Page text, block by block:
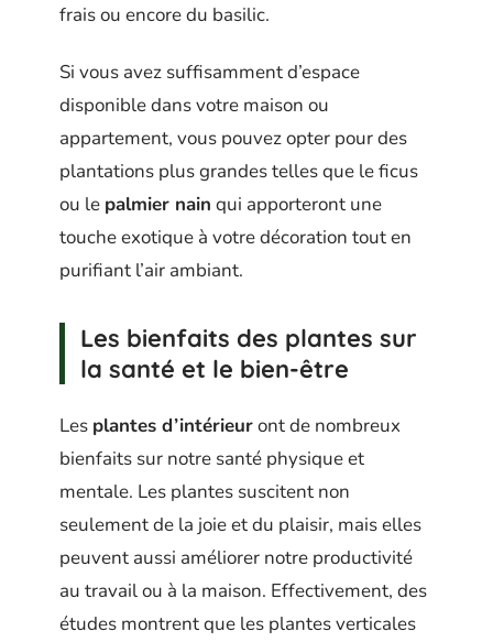
frais ou encore du basilic.
Si vous avez suffisamment d’espace
disponible dans votre maison ou
appartement, vous pouvez opter pour des
plantations plus grandes telles que le ficus
ou le palmier nain qui apporteront une
touche exotique à votre décoration tout en
purifiant l’air ambiant.
Les bienfaits des plantes sur
la santé et le bien-être
Les plantes d’intérieuront de nombreux
bienfaits sur notre santé physique et
mentale. Les plantes suscitent non
seulement de la joie et du plaisir, mais elles
peuvent aussi améliorer notre productivité
au travail ou à la maison. Effectivement, des
études montrent que les plantes verticales